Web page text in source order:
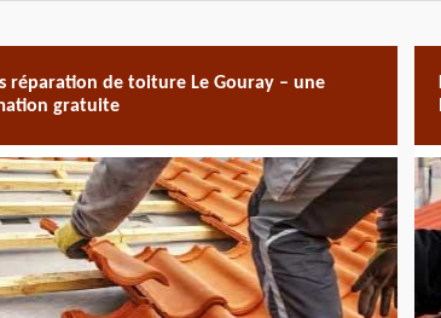
réparation de toiture Le Gouray – une
gratuite